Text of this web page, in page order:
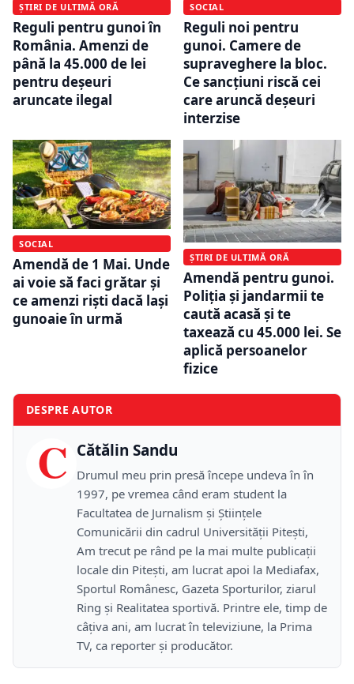
ȘTIRI DE ULTIMĂ ORĂ
Reguli pentru gunoi în
România. Amenzi de
până la 45.000 de lei
pentru deșeuri
aruncate ilegal
SOCIAL
Reguli noi pentru
gunoi. Camere de
supraveghere la bloc.
Ce sancțiuni riscă cei
care aruncă deșeuri
interzise
SOCIAL
Amendă de 1 Mai. Unde
ai voie să faci grătar și
ce amenzi riști dacă lași
gunoaie în urmă
ȘTIRI DE ULTIMĂ ORĂ
Amendă pentru gunoi.
Poliția și jandarmii te
caută acasă și te
taxează cu 45.000 lei. Se
aplică persoanelor
fizice
DESPRE AUTOR
C Cătălin Sandu
Drumul meu prin presă începe undeva în în
1997, pe vremea când eram student la
Facultatea de Jurnalism și Științele
Comunicării din cadrul Universității Pitești,
Am trecut pe rând pe la mai multe publicații
locale din Pitești, am lucrat apoi la Mediafax,
Sportul Românesc, Gazeta Sporturilor, ziarul
Ring și Realitatea sportivă. Printre ele, timp de
câțiva ani, am lucrat în televiziune, la Prima
TV, ca reporter și producător.